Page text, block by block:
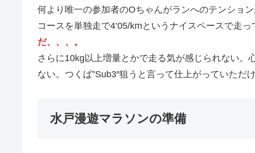
何より唯一の参加者のOちゃんがランへのテンショ
コースを単独走で4’05/kmというナイスペースで走っ
だ、、、。
さらに10kg以上増量とかで走る気が感じられない
ない。つくば”Sub3″狙うと言って仕上がっていただ
水戸漫遊マラソンの準備